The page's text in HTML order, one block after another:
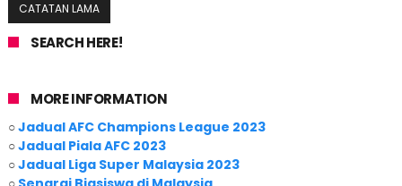
CATATAN LAMA
SEARCH HERE!
MORE INFORMATION
○Jadual AFC Champions League 2023
○Jadual Piala AFC 2023
○Jadual Liga Super Malaysia 2023